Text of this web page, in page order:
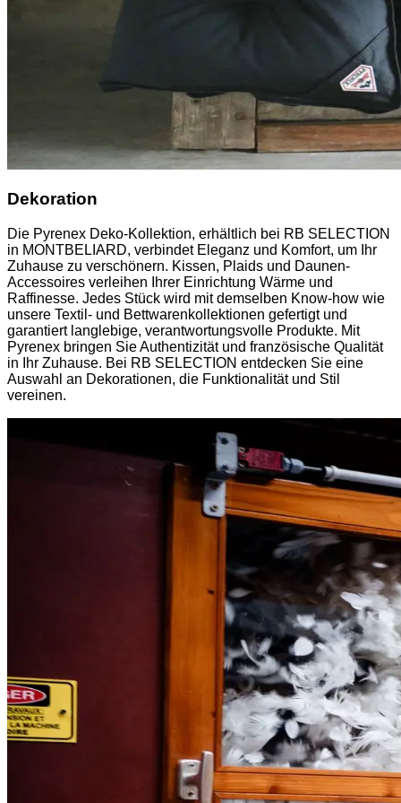
Dekoration
Die Pyrenex Deko-Kollektion, erhältlich bei RB SELECTION
in MONTBELIARD, verbindet Eleganz und Komfort, um Ihr
Zuhause zu verschönern. Kissen, Plaids und Daunen-
Accessoires verleihen Ihrer Einrichtung Wärme und
Raffinesse. Jedes Stück wird mit demselben Know-how wie
unsere Textil- und Bettwarenkollektionen gefertigt und
garantiert langlebige, verantwortungsvolle Produkte. Mit
Pyrenex bringen Sie Authentizität und französische Qualität
in Ihr Zuhause. Bei RB SELECTION entdecken Sie eine
Auswahl an Dekorationen, die Funktionalität und Stil
vereinen.